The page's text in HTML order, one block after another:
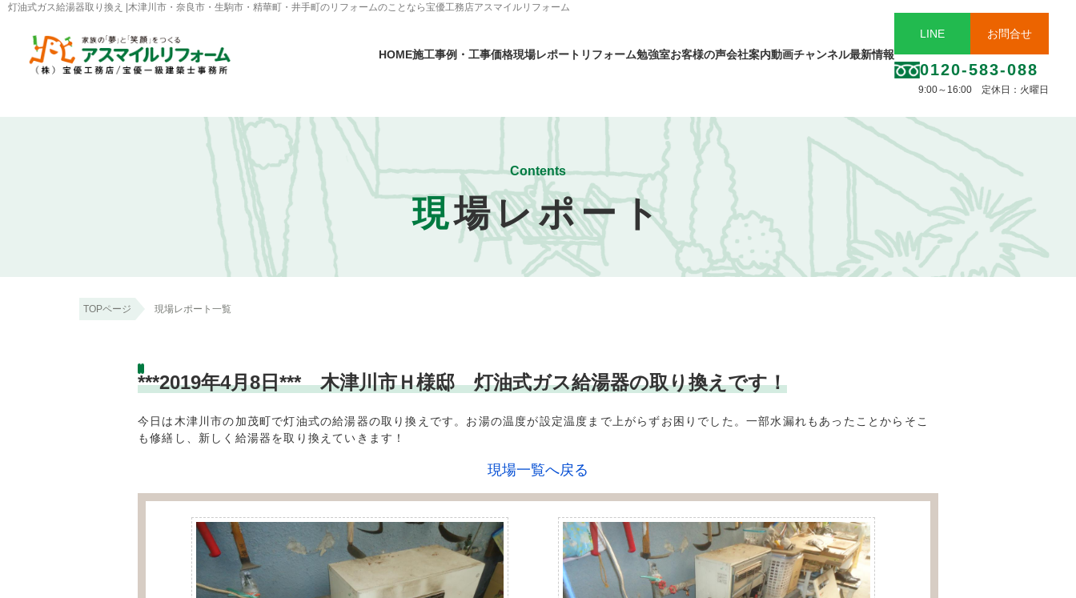
灯油式ガス給湯器取り換え |木津川市・奈良市・生駒市・精華町・井手町のリフォームのことなら宝優工務店アスマイルリフォーム
HOME施工事例・工事価格現場レポート リフォーム勉強室お客様の声会社案内動画チャンネル最新情報
LINE お問合せ
0120-583-088
9:00～16:00 定休日：火曜日
Contents
現場レポート
TOPページ 現場レポート一覧
***2019年4月8日*** 木津川市Ｈ様邸 灯油式ガス給湯器の取り換えです！
今日は木津川市の加茂町で灯油式の給湯器の取り換えです。お湯の温度が設定温度まで上がらずお困りでした。一部水漏れもあったことからそこ
も修繕し、新しく給湯器を取り換えていきます！
現場一覧へ戻る